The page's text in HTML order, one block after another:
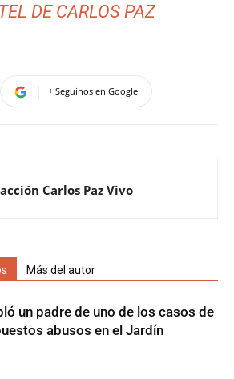
DE CARLOS PAZ
+ Seguinos en Google
Carlos Paz Vivo
Más del autor
un padre de uno de los casos de
abusos en el Jardín